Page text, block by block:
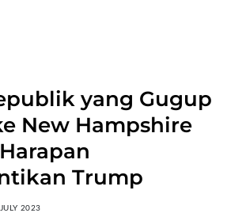
yang Gugup
New Hampshire
Trump
2023